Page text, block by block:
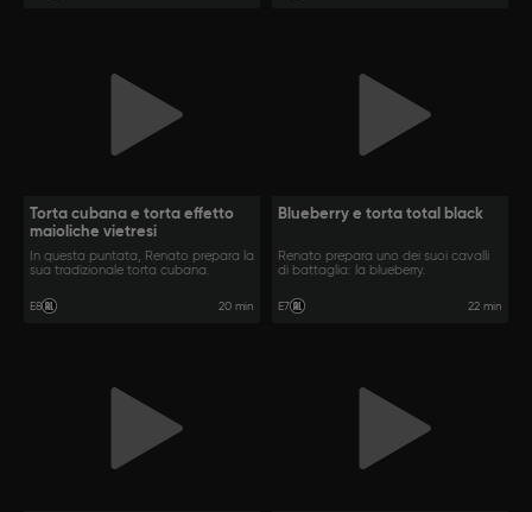
Torta cubana e torta effetto
maioliche vietresi
In questa puntata, Renato prepara la
sua tradizionale torta cubana.
E8 20 min
Blueberry e torta total black
Renato prepara uno dei suoi cavalli
di battaglia: la blueberry.
E7 22 min